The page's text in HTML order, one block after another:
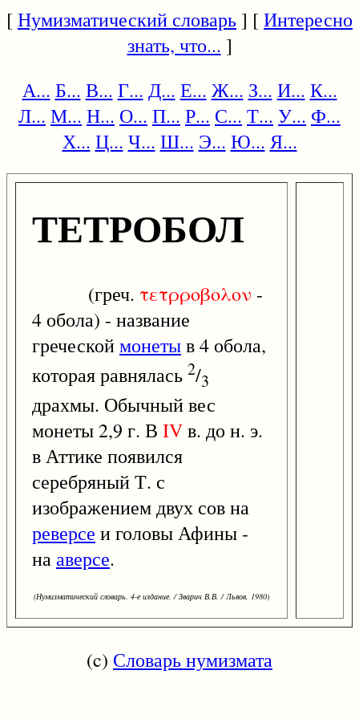
[Нумизматический словарь] [Интересно
знать, что... ]
А... Б... В... Г... Д... Е... Ж... З... И... К...
Л... М... Н... О... П... Р... С... Т... У... Ф...
Х... Ц... Ч... Ш... Э... Ю... Я...
ТЕТРОБОЛ
(греч. τετρροβολον -
4 обола) - название
греческоймонетыв 4 обола,
которая равнялась 2/3
драхмы. Обычный вес
монеты 2,9 г. В IVв. до н. э.
в Аттике появился
серебряный Т. с
изображением двух сов на
реверсе и головы Афины -
нааверсе.
(Нумизматический словарь. 4-е издание. / Зварич В.В. / Львов, 1980)
(c) Словарь нумизмата